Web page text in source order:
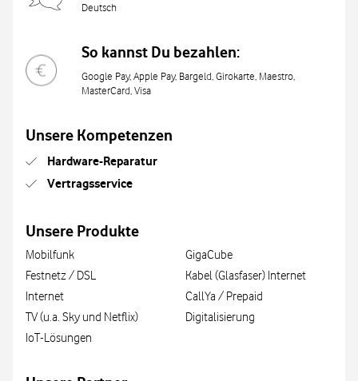
Deutsch
So kannst Du bezahlen:
Google Pay, Apple Pay, Bargeld, Girokarte, Maestro,
MasterCard, Visa
Unsere Kompetenzen
Hardware-Reparatur
Vertragsservice
Unsere Produkte
Mobilfunk
Festnetz / DSL
Internet
TV (u.a. Sky und Netflix)
IoT-Lösungen
GigaCube
Kabel (Glasfaser) Internet
CallYa / Prepaid
Digitalisierung